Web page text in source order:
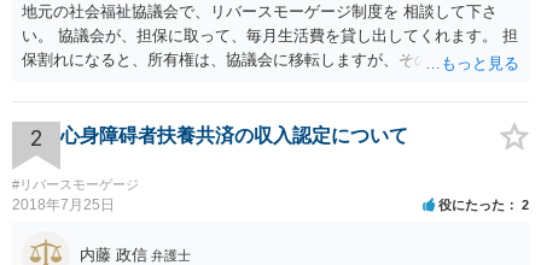
地元の社会福祉協議会で、リバースモーゲージ制度を 相談して下さ
い。 協議会が、担保に取って、毎月生活費を貸し出してくれます。 担
保割れになると、所有権は、協議会に移転しますが、その とき、生活
って居住できますね。
2 心身障碍者扶養共済の収入認定について
#リバースモーゲージ
2018年7月25日 役にたった 2
内藤 政信 弁護士